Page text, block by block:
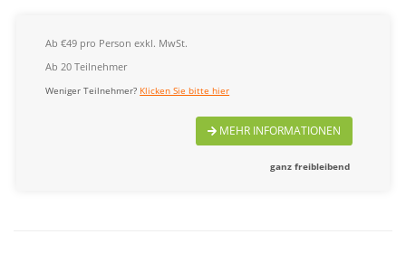
Ab €49 pro Person exkl. MwSt.
Ab 20 Teilnehmer
Weniger Teilnehmer? Klicken Sie bitte hier
MEHR INFORMATIONEN
ganz freibleibend